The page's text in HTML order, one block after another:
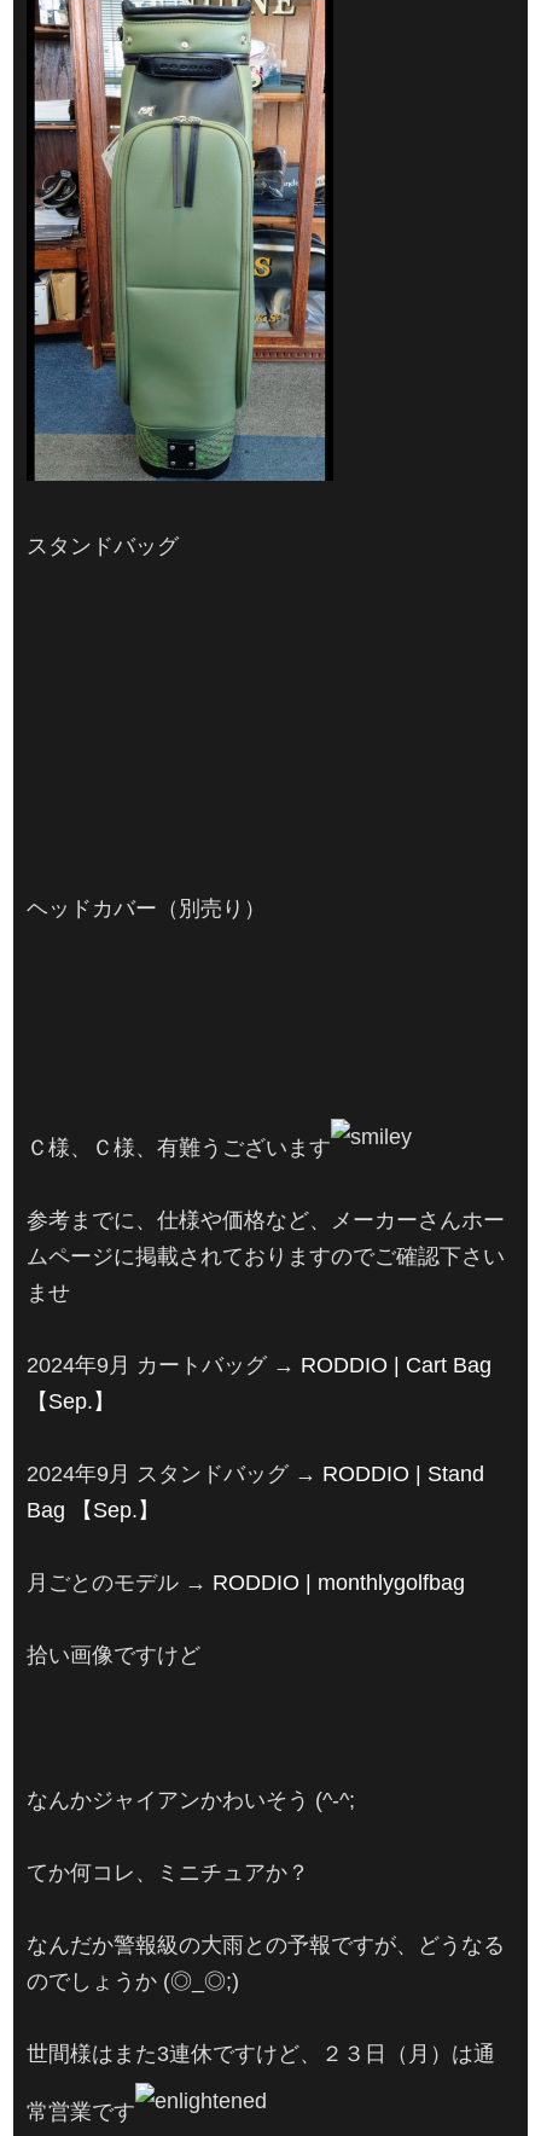
スタンドバッグ
ヘッドカバー（別売り）
Ｃ様、Ｃ様、有難うございます
参考までに、仕様や価格など、メーカーさんホー
ムページに掲載されておりますのでご確認下さい
ませ
2024年9月 カートバッグ → RODDIO | Cart Bag
【Sep.】
2024年9月 スタンドバッグ → RODDIO | Stand
Bag 【Sep.】
月ごとのモデル → RODDIO | monthlygolfbag
拾い画像ですけど
なんかジャイアンかわいそう (^-^;
てか何コレ、ミニチュアか？
なんだか警報級の大雨との予報ですが、どうなる
のでしょうか (◎_◎;)
世間様はまた3連休ですけど、２３日（月）は通
常営業です